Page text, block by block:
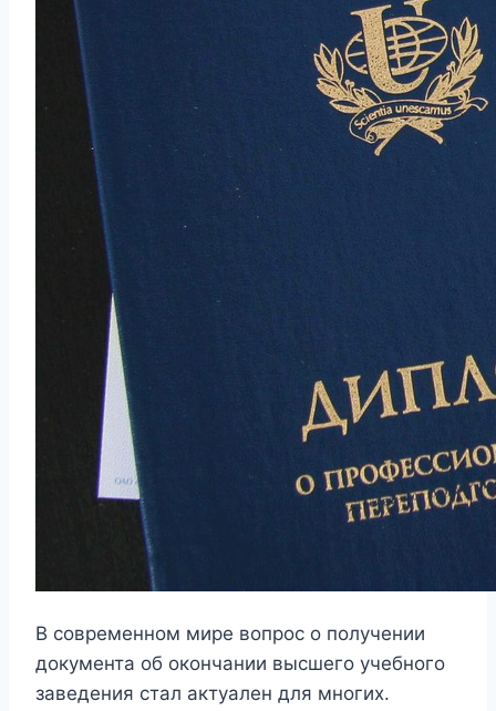
В современном мире вопрос о получении
документа об окончании высшего учебного
заведения стал актуален для многих.